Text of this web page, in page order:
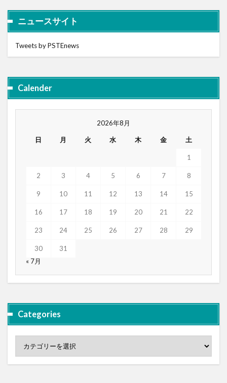
ニュースサイト
Tweets by PSTEnews
Calender
2026年8月
日 月 火 水 木 金 土
1
2 3 4 5 6 7 8
9 10 11 12 13 14 15
16 17 18 19 20 21 22
23 24 25 26 27 28 29
30
31
« 7月
Categories